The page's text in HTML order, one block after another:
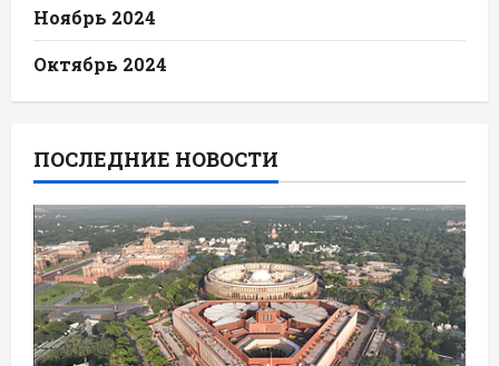
Ноябрь 2024
Октябрь 2024
ПОСЛЕДНИЕ НОВОСТИ